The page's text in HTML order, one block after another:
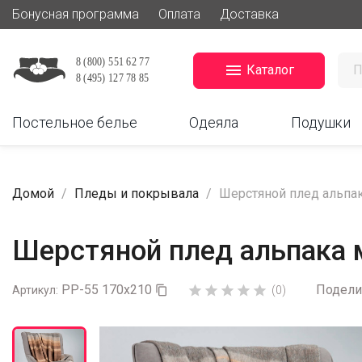
Бонусная программа Оплата Доставка
 Каталог
Постельное белье Одеяла Подушки
Домой Пледы и покрывала Шерстяной плед
Шерстяной плед альпака
Артикул: PP-55 170x210       (0)